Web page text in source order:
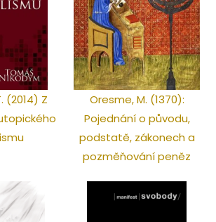
(2014) Z
Oresme, M. (1370):
Pojednání o původu,
podstatě, zákonech a
pozměňování peněz